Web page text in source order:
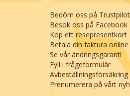
Bedöm oss på Trustpilot
Besök oss på Facebook
Köp ett resepresentkort
Betala din faktura online
Se vår ändringsgaranti
Fyll i frågeformulär
Avbeställningsförsäkring
Prenumerera på vårt